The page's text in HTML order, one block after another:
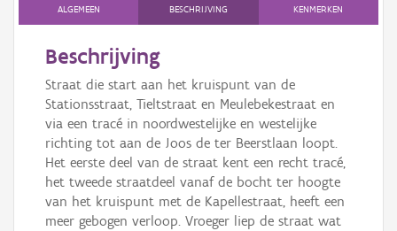
AanmeldenALGEMEEN BESCHRIJVING KENMERKEN
Beschrijving
Straat die start aan het kruispunt van de
Stationsstraat, Tieltstraat en Meulebekestraat en
via een tracé in noordwestelijke en westelijke
richting tot aan de Joos de ter Beerstlaan loopt.
Het eerste deel van de straat kent een recht tracé,
het tweede straatdeel vanaf de bocht ter hoogte
van het kruispunt met de Kapellestraat, heeft een
meer gebogen verloop. Vroeger liep de straat wat